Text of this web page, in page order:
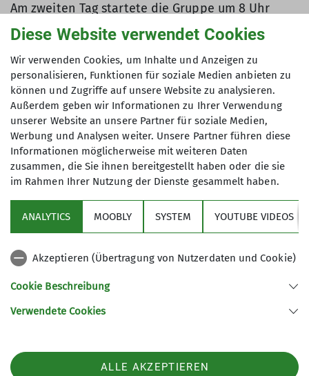
Am zweiten Tag startete die Gruppe um 8 Uhr
morgens. Ein Träger schleppte beeindruckende 40
Kilogramm Gepäck durch die Schlucht des
Marsyangdi, vorbei an donnernden Wasserfällen.
Nach 17 Kilometern und 880 weiteren
Höhenmetern erreichten sie das nächste
Etappenziel auf 2.200 Metern.
Die folgenden Tage führten über Apfelplantagen,
vorbei an Ziegenherden und durch
atemberaubende Landschaften. Am vierten Tag
dann der erste große Höhepunkt: Auf 3.800
Metern offenbarte sich der majestätische Blick
auf das Annapurna-Massiv.
Ein Ruhetag auf 4.000 Metern Höhe diente der
Akklimatisierung – ohne Fahrrad, nur wandernd.
Tags darauf stand wieder ein Biketag auf dem
Programm: 10 Kilometer und 600 Höhenmeter auf
Am siebten Tag ging es weiter zum Basislager
Hängebrücken und steile Pfade. Der achte Tag
begann bereits um 4 Uhr früh – Ziel war der
Diese Website verwendet Cookies
Wir verwenden Cookies, um Inhalte und Anzeigen zu
personalisieren, Funktionen für soziale Medien anbieten zu
können und Zugriffe auf unsere Website zu analysieren.
Außerdem geben wir Informationen zu Ihrer Verwendung
unserer Website an unsere Partner für soziale Medien,
Werbung und Analysen weiter. Unsere Partner führen diese
Informationen möglicherweise mit weiteren Daten
zusammen, die Sie ihnen bereitgestellt haben oder die sie
im Rahmen Ihrer Nutzung der Dienste gesammelt haben.
ANALYTICS MOOBLY SYSTEM YOUTUBE VIDEOS
Akzeptieren (Übertragung von Nutzerdaten und Cookie)
Cookie Beschreibung
Verwendete Cookies
ALLE AKZEPTIEREN